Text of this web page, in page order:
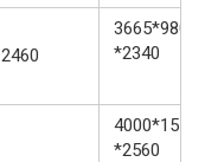
2460
*2340
4000*1550
*2560